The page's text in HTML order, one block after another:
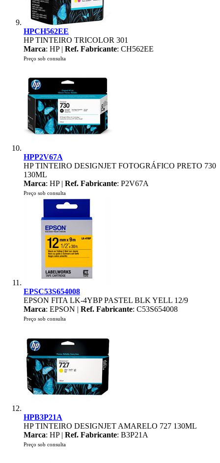
HPCH562EE
HP TINTEIRO TRICOLOR 301
Marca: HP | Ref. Fabricante: CH562EE
Preço sob consulta
HPP2V67A
HP TINTEIRO DESIGNJET FOTOGRÁFICO PRETO 730
130ML
Marca: HP | Ref. Fabricante: P2V67A
Preço sob consulta
EPSC53S654008
EPSON FITA LK-4YBP PASTEL BLK YELL 12/9
Marca: EPSON | Ref. Fabricante: C53S654008
Preço sob consulta
HPB3P21A
HP TINTEIRO DESIGNJET AMARELO 727 130ML
Marca: HP | Ref. Fabricante: B3P21A
Preço sob consulta